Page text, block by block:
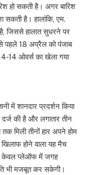
हो सकती है। अगर बारिश
सकती है। हालांकि, एम.
जिससे हालात सुधरने पर
पहले 18 अप्रैल को पंजाब
14 ओवर्स का खेला गया
में शानदार प्रदर्शन किया
की है और लगातार तीन
मिली तीनों हार अपने होम
होने वाला यह मैच
केवल प्लेऑफ में जगह
भी मजबूत कर सकेगी।